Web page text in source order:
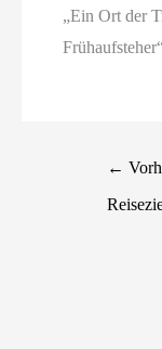
„Ein Ort der
←